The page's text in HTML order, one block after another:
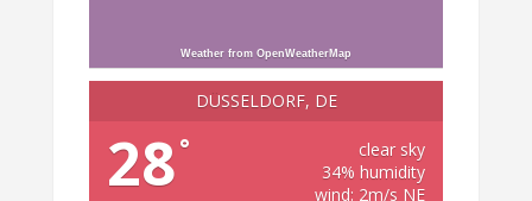
Weather from OpenWeatherMap
DÜSSELDORF, DE
28°
clear sky
34% humidity
wind: 2m/s NE